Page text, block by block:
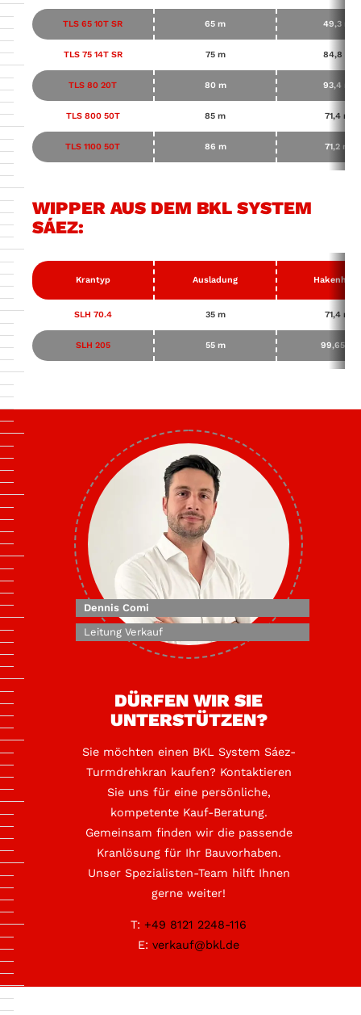
TLS 65 10T SR 65 m 49,3 m
TLS 75 14T SR 75 m 84,8 m
TLS 80 20T 80 m 93,4 m
TLS 800 50T 85 m 71,4 m
TLS 1100 50T 86 m 71,2 m
WIPPER AUS DEM BKL SYSTEM
SÁEZ:
Krantyp Ausladung Hakenhöhe
SLH 70.4 35 m 71,4 m
SLH 205 55 m 99,65 m
DÜRFEN WIR SIE
UNTERSTÜTZEN?
Sie möchten einen BKL System Sáez-
Turmdrehkran kaufen? Kontaktieren
Sie uns für eine persönliche,
kompetente Kauf-Beratung.
Gemeinsam finden wir die passende
Kranlösung für Ihr Bauvorhaben.
Unser Spezialisten-Team hilft Ihnen
gerne weiter!
T: +49 8121 2248-116
E: verkauf@bkl.de
Dennis Comi
Leitung Verkauf